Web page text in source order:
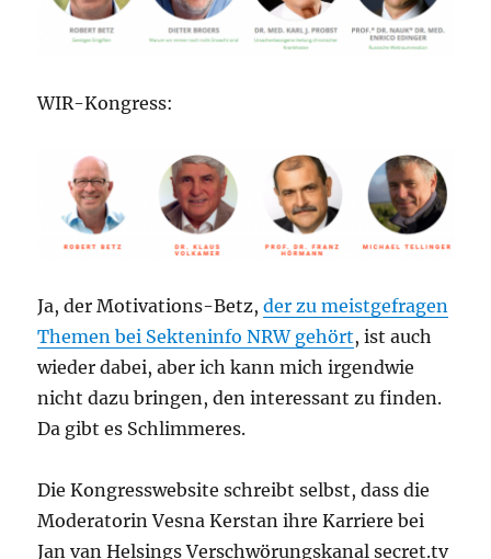
WIR-Kongress:
Ja, der Motivations-Betz,der zu meistgefragen
Themen bei Sekteninfo NRW gehört, ist auch
wieder dabei, aber ich kann mich irgendwie
nicht dazu bringen, den interessant zu finden.
Da gibt es Schlimmeres.
Die Kongresswebsite schreibt selbst, dass die
Moderatorin Vesna Kerstan ihre Karriere bei
Jan van Helsings Verschwörungskanal secret.tv